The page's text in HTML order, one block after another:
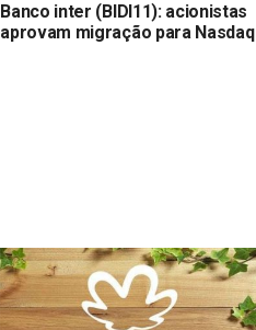
Banco inter (BIDI11): acionistas
aprovam migração para Nasdaq